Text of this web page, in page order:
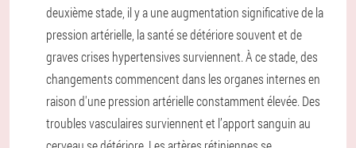
deuxième stade, il y a une augmentation significative de la
pression artérielle, la santé se détériore souvent et de
graves crises hypertensives surviennent. À ce stade, des
changements commencent dans les organes internes en
raison d'une pression artérielle constamment élevée. Des
troubles vasculaires surviennent et l’apport sanguin au